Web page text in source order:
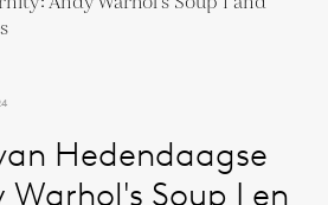
Hedendaagse
Warhol's Soup I en